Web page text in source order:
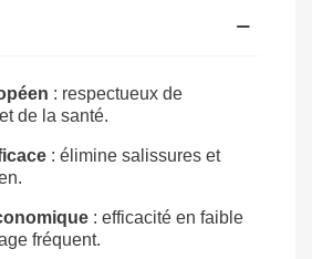
: respectueux de
de la santé.
: élimine salissures et
: efficacité en faible
fréquent.